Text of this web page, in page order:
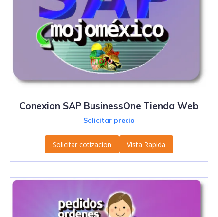
Conexion SAP BusinessOne Tienda Web
Solicitar precio
Solicitar cotizacion Vista Rapida